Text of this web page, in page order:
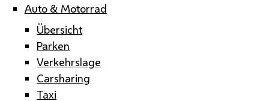
Auto & Motorrad
Übersicht
Parken
Verkehrslage
Carsharing
Taxi